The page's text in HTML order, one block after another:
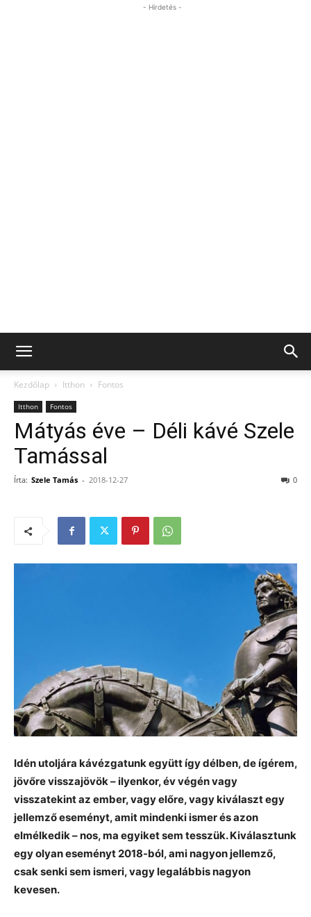
- Hirdetés -
Kezdőlap Itthon Fontos
Itthon Fontos
Mátyás éve – Déli kávé Szele
Tamással
Írta: Szele Tamás - 2018-12-27 0
Idén utoljára kávézgatunk együtt így délben, de ígérem,
jövőre visszajövök – ilyenkor, év végén vagy
visszatekint az ember, vagy előre, vagy kiválaszt egy
jellemző eseményt, amit mindenki ismer és azon
elmélkedik – nos, ma egyiket sem tesszük. Kiválasztunk
egy olyan eseményt 2018-ból, ami nagyon jellemző,
csak senki sem ismeri, vagy legalábbis nagyon
kevesen.